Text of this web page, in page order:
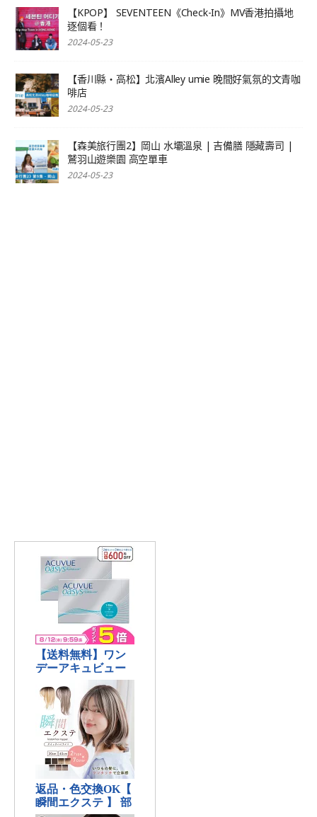
【KPOP】 SEVENTEEN《Check-In》MV香港拍攝地
逐個看！
2024-05-23
【香川縣‧高松】北濱Alley umie 晚間好氣氛的文青咖
啡店
2024-05-23
【森美旅行團2】岡山 水壩溫泉 | 吉備膳 隱藏壽司 |
鷲羽山遊樂園 高空單車
2024-05-23